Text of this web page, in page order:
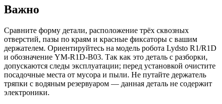
Важно
Сравните форму детали, расположение трёх сквозных
отверстий, пазы по краям и красные фиксаторы с вашим
держателем. Ориентируйтесь на модель робота Lydsto R1/R1D
и обозначение YM-R1D-B03. Так как это деталь с разборки,
допускаются следы эксплуатации; перед установкой очистите
посадочные места от мусора и пыли. Не путайте держатель
тряпки с водяным резервуаром — данная деталь не содержит
электроники.